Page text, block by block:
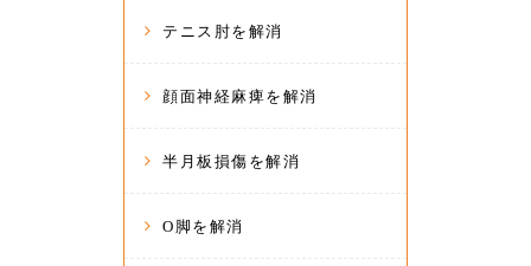
テニス肘を解消
顔面神経麻痺を解消
半月板損傷を解消
O脚を解消